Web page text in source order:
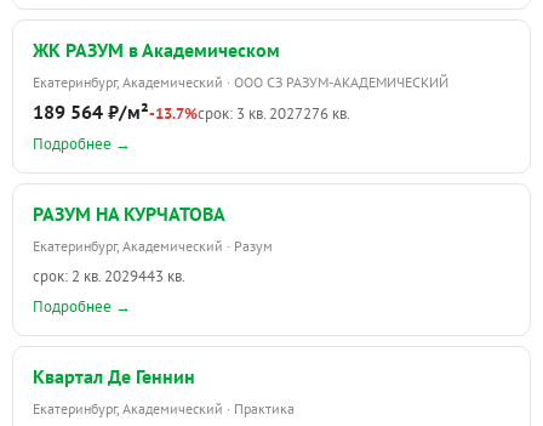
ЖК РАЗУМ в Академическом
Екатеринбург, Академический · ООО СЗ РАЗУМ-АКАДЕМИЧЕСКИЙ
189 564 ₽/м²-13.7%срок: 3 кв. 2027276 кв.
Подробнее →
РАЗУМ НА КУРЧАТОВА
Екатеринбург, Академический · Разум
срок: 2 кв. 2029443 кв.
Подробнее →
Квартал Де Геннин
Екатеринбург, Академический · Практика